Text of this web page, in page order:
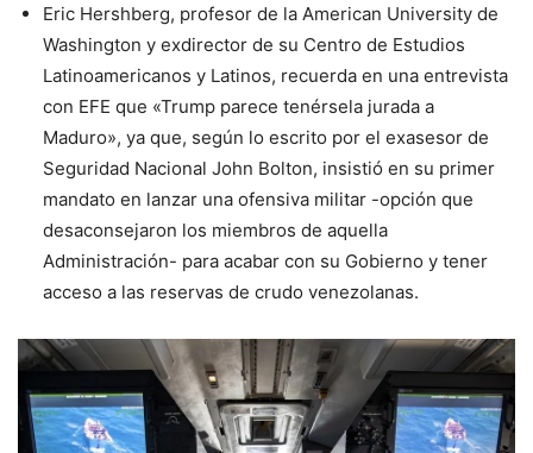
Eric Hershberg, profesor de la American University de
Washington y exdirector de su Centro de Estudios
Latinoamericanos y Latinos, recuerda en una entrevista
con EFE que «Trump parece tenérsela jurada a
Maduro», ya que, según lo escrito por el exasesor de
Seguridad Nacional John Bolton, insistió en su primer
mandato en lanzar una ofensiva militar -opción que
desaconsejaron los miembros de aquella
Administración- para acabar con su Gobierno y tener
acceso a las reservas de crudo venezolanas.